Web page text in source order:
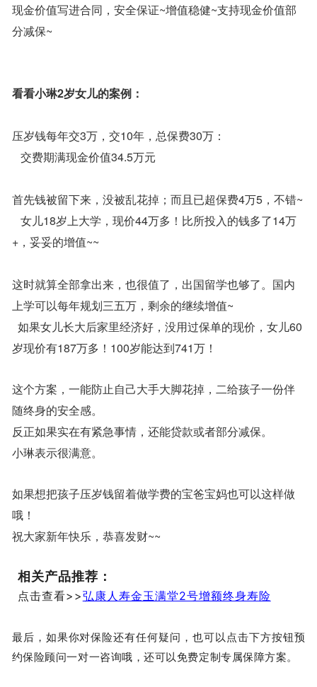
现金价值写进合同，安全保证~增值稳健~支持现金价值部
分减保~
看看小琳2岁女儿的案例：
压岁钱每年交3万，交10年，总保费30万：
交费期满现金价值34.5万元
首先钱被留下来，没被乱花掉；而且已超保费4万5，不错~
女儿18岁上大学，现价44万多！比所投入的钱多了14万
+，妥妥的增值~~
这时就算全部拿出来，也很值了，出国留学也够了。国内
上学可以每年规划三五万，剩余的继续增值~
如果女儿长大后家里经济好，没用过保单的现价，女儿60
岁现价有187万多！100岁能达到741万！
这个方案，一能防止自己大手大脚花掉，二给孩子一份伴
随终身的安全感。
反正如果实在有紧急事情，还能贷款或者部分减保。
小琳表示很满意。
如果想把孩子压岁钱留着做学费的宝爸宝妈也可以这样做
哦！
祝大家新年快乐，恭喜发财~~
相关产品推荐：
点击查看>>弘康人寿金玉满堂2号增额终身寿险
最后，如果你对保险还有任何疑问，也可以点击下方按钮预
约保险顾问一对一咨询哦，还可以免费定制专属保障方案。